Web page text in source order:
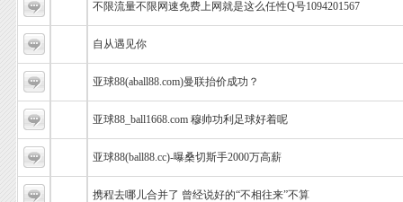
不限流量不限网速免费上网就是这么任性Q号1094201567
自从遇见你
亚球88(aball88.com)曼联抬价成功？
亚球88_ball1668.com 穆帅功利足球好着呢
亚球88(ball88.cc)-曝桑切斯手2000万高薪
携程去哪儿合并了 曾经说好的“不相往来”不算